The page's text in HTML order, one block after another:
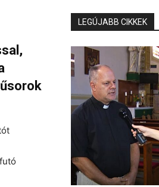
LEGÚJABB CIKKEK